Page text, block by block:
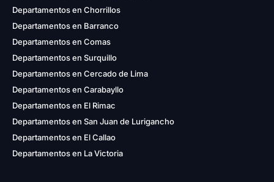
Departamentos en Chorrillos
Departamentos en Barranco
Departamentos en Comas
Departamentos en Surquillo
Departamentos en Cercado de Lima
Departamentos en Carabayllo
Departamentos en El Rimac
Departamentos en San Juan de Lurigancho
Departamentos en El Callao
Departamentos en La Victoria